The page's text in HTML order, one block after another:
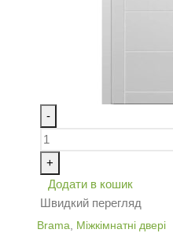
-
+
Додати в кошик
Швидкий перегляд
Brama Міжкімнатні двері